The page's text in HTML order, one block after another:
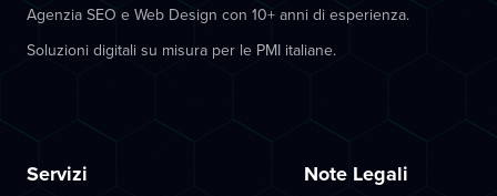
Agenzia SEO e Web Design con 10+ anni di esperienza.
Soluzioni digitali su misura per le PMI italiane.
Servizi Note Legali